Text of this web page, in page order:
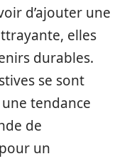
d’ajouter une
elles
durables.
se sont
tendance
de
un